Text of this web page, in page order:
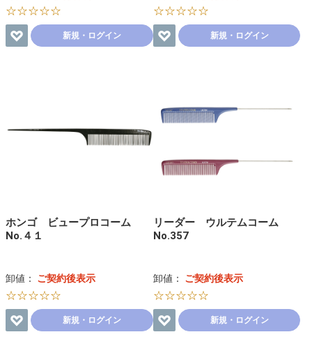
☆☆☆☆☆
新規・ログイン
☆☆☆☆☆
新規・ログイン
ホンゴ ビュープロコーム
No.４１
卸値： ご契約後表示
☆☆☆☆☆
新規・ログイン
リーダー ウルテムコーム
No.357
卸値： ご契約後表示
☆☆☆☆☆
新規・ログイン